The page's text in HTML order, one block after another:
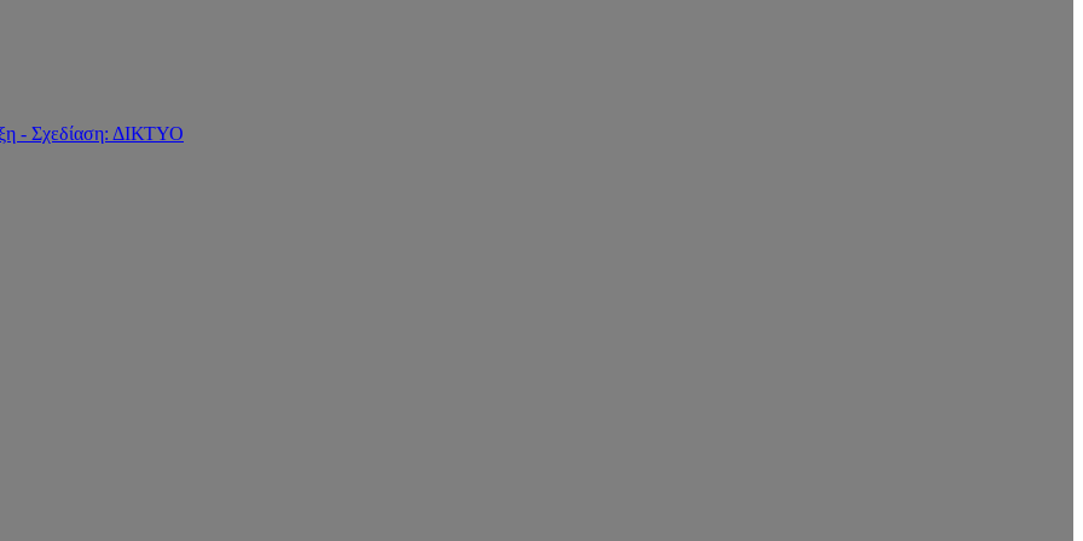
- Σχεδίαση: ΔΙΚΤΥΟ